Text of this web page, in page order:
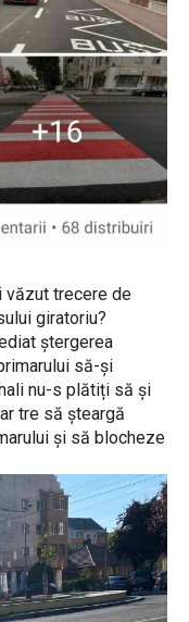
văzut trecere de
giratoriu?
ștergerea
să-și
nu-s plătiți să și
tre să șteargă
și să blocheze